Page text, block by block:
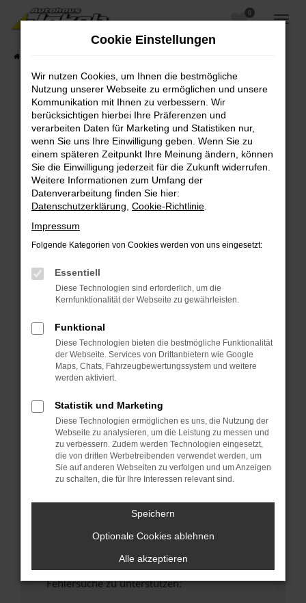
Zum
Hauptinhalt
0
Fehler: Network Error
Beim Laden ist ein Fehler aufgetreten.
Hier sind ein paar Tipps, die dir helfen können:
Überprüfe deine Firewall und deine
Internetverbindung.
Laden andere Webseiten, zum Beispiel deine
Suchmaschine?
Prüfe deine Browsererweiterungen.
Manche Erweiterungen, wie Werbeblocker,
können das Laden bestimmter Seiten
verhindern. Funktioniert die Seite in einem
Fenster?
Starte dein Gerät neu.
Das kann manchmal helfen, vorübergehende
Probleme zu beheben.
Betriebssystem auf dem neuesten Stand
sind.
Veraltete Software birgt nicht nur ein
Sicherheitsrisiko, sondern kann auch dazu
führen, dass bestimmte Funktionen nicht mehr
unterstützt werden.
Wende dich an den Webseitenbetreiber.
Wenn du alle oben genannten Schritte versucht
hast, kontaktiere uns bitte. Wir werden
versuchen, das Problem zu beheben. Du kannst
uns diesen Text schicken, um uns bei der
Fehlersuche zu unterstützen:
Cookie Einstellungen
Wir nutzen Cookies, um Ihnen die bestmögliche
Nutzung unserer Webseite zu ermöglichen und unsere
Kommunikation mit Ihnen zu verbessern. Wir
berücksichtigen hierbei Ihre Präferenzen und
verarbeiten Daten für Marketing und Statistiken nur,
wenn Sie uns Ihre Einwilligung geben. Wenn Sie zu
einem späteren Zeitpunkt Ihre Meinung ändern, können
Sie die Einwilligung jederzeit für die Zukunft widerrufen.
Weitere Informationen zum Umfang der
Datenverarbeitung finden Sie hier:
Datenschutzerklärung Cookie-Richtlinie
Impressum
Folgende Kategorien von Cookies werden von uns eingesetzt:
Essentiell
Diese Technologien sind erforderlich, um die
Kernfunktionalität der Webseite zu gewährleisten.
Funktional
Diese Technologien bieten die bestmögliche Funktionalität
der Webseite. Services von Drittanbietern wie Google
Maps, Chats, Fahrzeugbewertungssystem und weitere
werden aktiviert.
Statistik und Marketing
Diese Technologien ermöglichen es uns, die Nutzung der
Webseite zu analysieren, um die Leistung zu messen und
zu verbessern. Zudem werden Technologien eingesetzt,
die von dritten Werbetreibenden verwendet werden, um
Sie auf anderen Webseiten zu verfolgen und um Anzeigen
zu schalten, die für Ihre Interessen relevant sind.
Speichern
Optionale Cookies ablehnen
Alle akzeptieren